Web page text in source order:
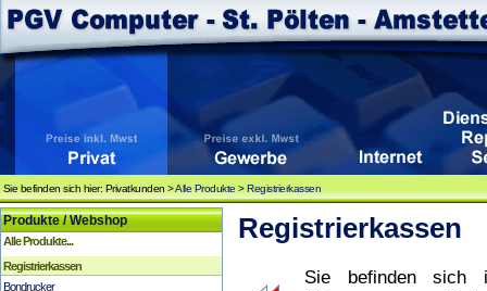
Sie befinden sich hier: Privatkunden >Alle Produkte >Registrierkassen
Produkte / Webshop
Alle Produkte...
Registrierkassen
Bondrucker
Registrierkassen
Sie befinden sich